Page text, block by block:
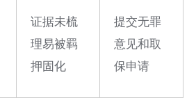
证据未梳
理易被羁
押固化
提交无罪
意见和取
保申请